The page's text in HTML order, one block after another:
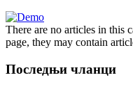
There are no articles in this
page, they may contain
Последњи чланци